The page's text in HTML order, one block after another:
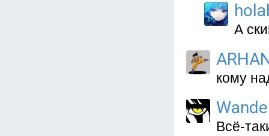
А
кому
Всё-